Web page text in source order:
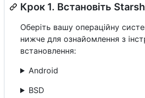
Крок 1. Встановіть
Оберіть вашу операційну
нижче для ознайомлення з
встановлення:
Android
BSD